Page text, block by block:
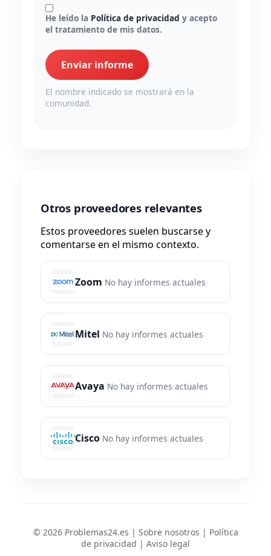
He leído la Política de privacidad y acepto
el tratamiento de mis datos.
Enviar informe
El nombre indicado se mostrará en la
comunidad.
Otros proveedores relevantes
Estos proveedores suelen buscarse y
comentarse en el mismo contexto.
Zoom No hay informes actuales
Mitel No hay informes actuales
Avaya No hay informes actuales
Cisco No hay informes actuales
© 2026 Problemas24.es | Sobre nosotros | Política
de privacidad | Aviso legal